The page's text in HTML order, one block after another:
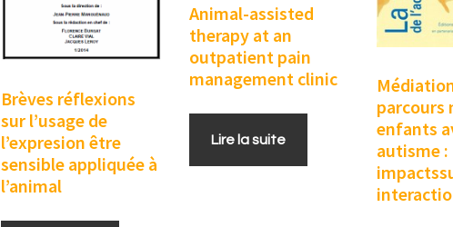
Brèves réflexions
sur l’usage de
l’expresion être
sensible appliquée à
l’animal
Animal-assisted
therapy at an
outpatient pain
management clinic
Lire la suite
parcours
enfants
autisme :